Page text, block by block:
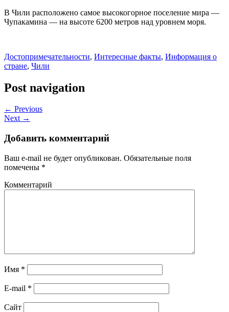
В Чили расположено самое высокогорное поселение мира —
Чупакамина — на высоте 6200 метров над уровнем моря.
Достопримечательности, Интересные факты, Информация о
стране, Чили
Post navigation
← Previous
Next →
Добавить комментарий
Ваш e-mail не будет опубликован. Обязательные поля
помечены *
Комментарий
Имя *
E-mail *
Сайт